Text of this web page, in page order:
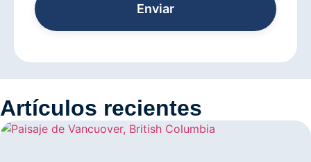
Enviar
Artículos recientes